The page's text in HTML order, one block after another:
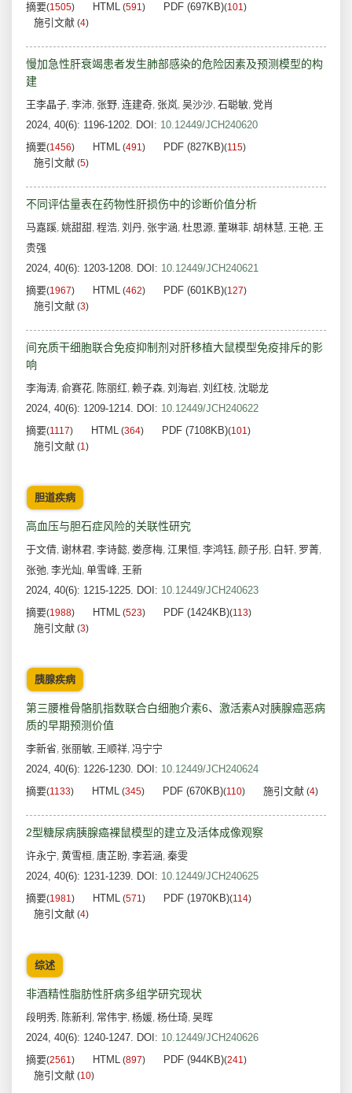
摘要(1505) HTML (591) PDF (697KB)(101)
施引文献 (4)
慢加急性肝衰竭患者发生肺部感染的危险因素及预测模型的构
建
王李晶子, 李沛, 张野, 连建奇, 张岚, 吴沙沙, 石聪敏, 党肖
2024, 40(6): 1196-1202. DOI: 10.12449/JCH240620
摘要(1456) HTML (491) PDF (827KB)(115)
施引文献 (5)
不同评估量表在药物性肝损伤中的诊断价值分析
马嘉蹊, 姚甜甜, 程浩, 刘丹, 张宇涵, 杜思源, 董琳菲, 胡林慧, 王艳, 王
贵强
2024, 40(6): 1203-1208. DOI: 10.12449/JCH240621
摘要(1967) HTML (462) PDF (601KB)(127)
施引文献 (3)
间充质干细胞联合免疫抑制剂对肝移植大鼠模型免疫排斥的影
响
李海涛, 俞赛花, 陈丽红, 赖子森, 刘海岩, 刘红枝, 沈聪龙
2024, 40(6): 1209-1214. DOI: 10.12449/JCH240622
摘要(1117) HTML (364) PDF (7108KB)(101)
施引文献 (1)
胆道疾病
高血压与胆石症风险的关联性研究
于文倩, 谢林君, 李诗懿, 娄彦梅, 江果恒, 李鸿钰, 颜子彤, 白轩, 罗菁,
张弛, 李光灿, 单雪峰, 王新
2024, 40(6): 1215-1225. DOI: 10.12449/JCH240623
摘要(1988) HTML (523) PDF (1424KB)(113)
施引文献 (3)
胰腺疾病
第三腰椎骨骼肌指数联合白细胞介素6、激活素A对胰腺癌恶病
质的早期预测价值
李新省, 张丽敏, 王顺祥, 冯宁宁
2024, 40(6): 1226-1230. DOI: 10.12449/JCH240624
摘要(1133) HTML (345) PDF (670KB)(110) 施引文献 (4)
2型糖尿病胰腺癌裸鼠模型的建立及活体成像观察
许永宁, 黄雪桓, 唐芷盼, 李若涵, 秦雯
2024, 40(6): 1231-1239. DOI: 10.12449/JCH240625
摘要(1981) HTML (571) PDF (1970KB)(114)
施引文献 (4)
综述
非酒精性脂肪性肝病多组学研究现状
段明秀, 陈新利 , 常伟宇, 杨媛, 杨仕琦, 吴晖
2024, 40(6): 1240-1247. DOI: 10.12449/JCH240626
摘要(2561) HTML (897) PDF (944KB)(241)
施引文献 (10)